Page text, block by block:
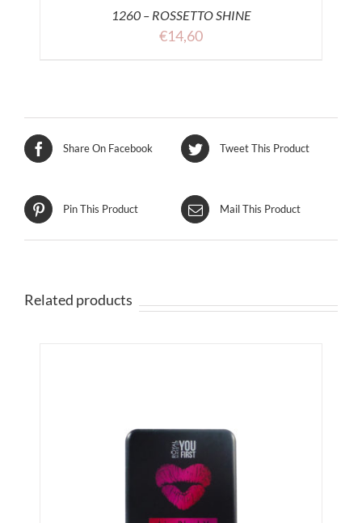
1260 – ROSSETTO SHINE
€14,60
Share On Facebook Tweet This Product
Pin This Product Mail This Product
Related products